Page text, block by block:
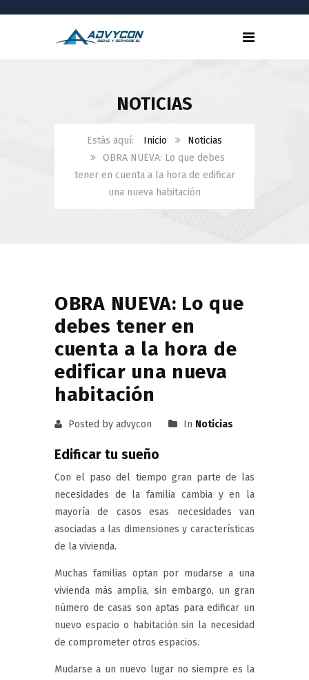
NOTICIAS
Inicio
Noticias
OBRA NUEVA: Lo que debes
tener en cuenta a la hora de edificar
una nueva habitación
OBRA NUEVA: Lo que
debes tener en
cuenta a la hora de
edificar una nueva
habitación
Posted by advycon In Noticias
Edificar tu sueño
Con el paso del tiempo gran parte de las
necesidades de la familia cambia y en la
mayoría de casos esas necesidades van
asociadas a las dimensiones y características
de la vivienda.
Muchas familias optan por mudarse a una
vivienda más amplia, sin embargo, un gran
número de casas son aptas para edificar un
nuevo espacio o habitación sin la necesidad
de comprometer otros espacios.
Mudarse a un nuevo lugar no siempre es la